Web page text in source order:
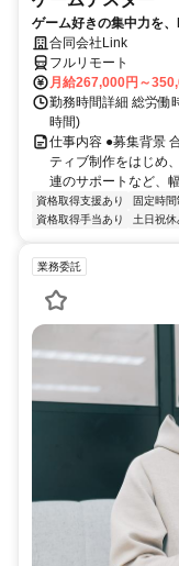
ゲーム好きの集中力を、
合同会社Link
フルリモート
月給267,000円～
勤務時間詳細 総労働
時間)
仕事内容 ●募集背景
ティブ制作をはじめ
連のサポートなど、
資格取得支援あり 固定時間
資格取得手当あり
土日祝休
業務委託